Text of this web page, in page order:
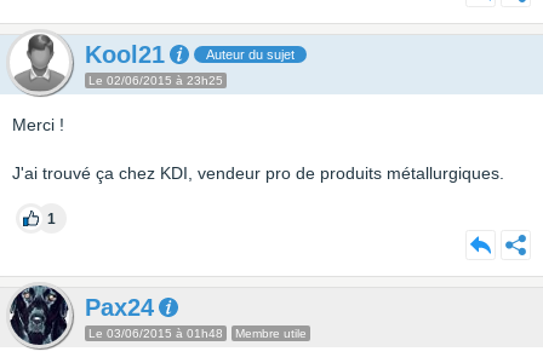
Kool21 Auteur du sujet
Le 02/06/2015 à 23h25
Merci !
J'ai trouvé ça chez KDI, vendeur pro de produits métallurgiques.
1
Pax24
Le 03/06/2015 à 01h48 Membre utile